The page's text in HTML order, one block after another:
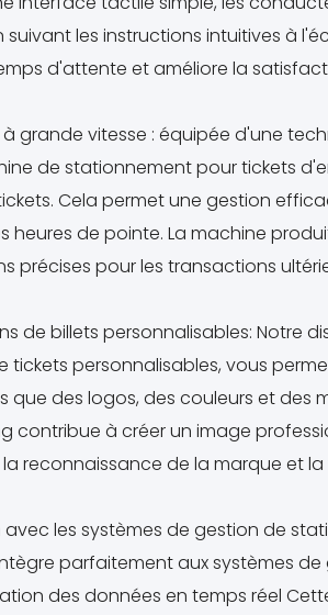
suivant les instructions intuitives à
d'attente et améliore la
à grande vitesse : équipée d'une
de stationnement pour tickets
Cela permet une gestion
heures de pointe. La machine
précises pour les transactions
de billets personnalisables: Notre
tickets personnalisables, vous
que des logos, des couleurs et
contribue à créer un image
reconnaissance de la marque et
les systèmes de gestion de
parfaitement aux systèmes
des données en temps réel